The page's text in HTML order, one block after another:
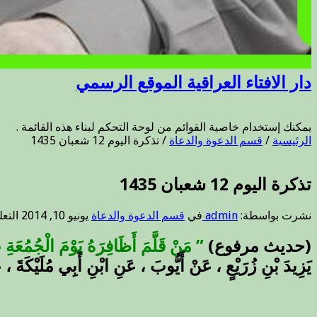
دار الافتاء العراقية الموقع الرسمي
يمكنك إستخدام خاصية القوائم من لوحة التحكم لبناء هذه القائمة .
الرئيسية / قسم الدعوة والدعاة / تذكرة اليوم 12 شعبان 1435
تذكرة اليوم 12 شعبان 1435
نشرت بواسطة: admin في قسم الدعوة والدعاة يونيو 10, 2014
(حديث مرفوع) ” مَنْ قَلَّمَ أَظَافِرَهُ يَوْمَ الْجُمُعَةِ
يَزِيدَ بْنِ زُرَيْعٍ ، عَنْ أَيُّوبَ ، عَنِ ابْنِ أَبِي مُلَيْكَةَ